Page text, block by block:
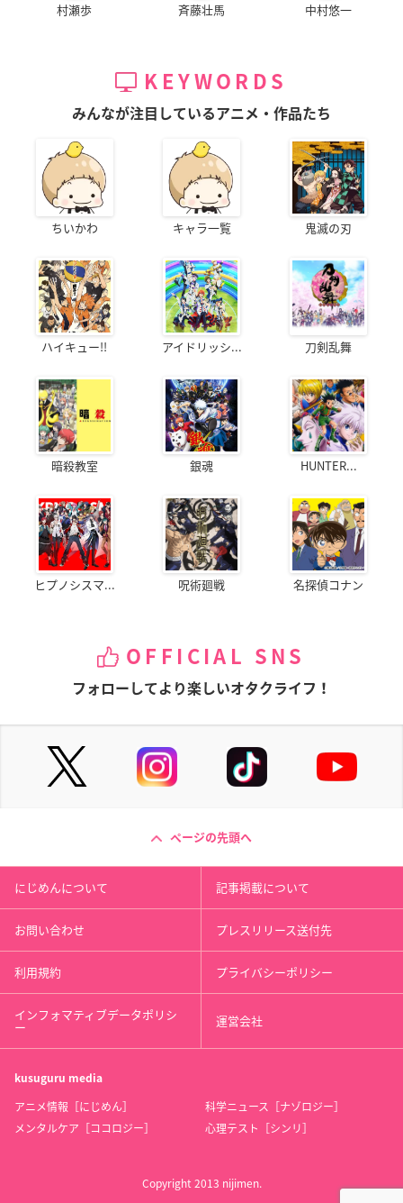
村瀬歩 斉藤壮馬 中村悠一
KEYWORDS
みんなが注目しているアニメ・作品たち
ちいかわ キャラ一覧 鬼滅の刃
ハイキュー!! アイドリッシ... 刀剣乱舞
暗殺教室 銀魂 HUNTER...
ヒプノシスマ... 呪術廻戦 名探偵コナン
OFFICIAL SNS
フォローしてより楽しいオタクライフ！
ページの先頭へ
にじめんについて 記事掲載について
お問い合わせ プレスリリース送付先
利用規約 プライバシーポリシー
インフォマティブデータポリシ
ー 運営会社
kusuguru media
アニメ情報［にじめん］
科学ニュース［ナゾロジー］
メンタルケア［ココロジー］
心理テスト［シンリ］
Copyright 2013 nijimen.